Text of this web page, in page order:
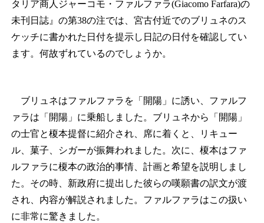
タリア商人ジャーコモ・ファルファラ(Giacomo Farfara)の
未刊日誌』の第38の注では、宮古付近でのブリュネのス
ケッチに書かれた日付を提示し日記の日付を確認してい
ます。何故ずれているのでしょうか。
ブリュネはファルファラを「開陽」に誘い、ファルフ
ァラは「開陽」に乗船しました。ブリュネから「開陽」
の士官と榎本提督に紹介され、席に着くと、リキュー
ル、菓子、シガーが振舞われました。次に、榎本はファ
ルファラに榎本の政治的事情、計画と希望を説明しまし
た。その時、新政府に提出した彼らの嘆願書の訳文が渡
され、内容が解説されました。ファルファラはこの扱い
に非常に驚きました。